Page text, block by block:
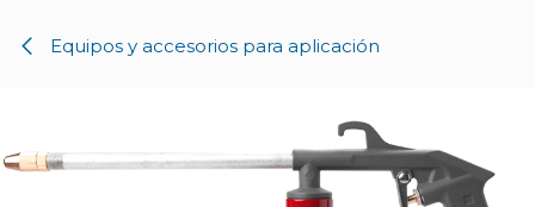
Equipos y accesorios para aplicación